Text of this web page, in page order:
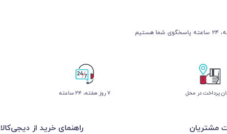
پرداخت در محل ۷ روز ﻫﻔﺘﻪ، ۲۴ ﺳﺎﻋﺘﻪ
مشتریان راهنمای خرید از دیجی‌کالا